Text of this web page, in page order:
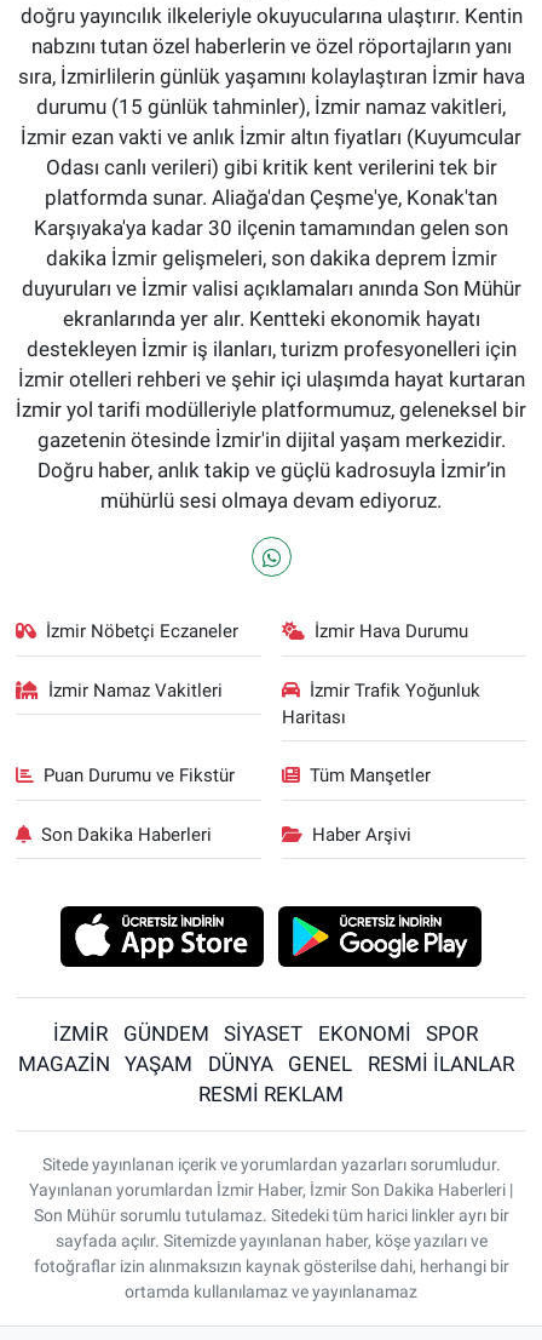
doğru yayıncılık ilkeleriyle okuyucularına ulaştırır. Kentin
nabzını tutan özel haberlerin ve özel röportajların yanı
sıra, İzmirlilerin günlük yaşamını kolaylaştıran İzmir hava
durumu (15 günlük tahminler), İzmir namaz vakitleri,
İzmir ezan vakti ve anlık İzmir altın fiyatları (Kuyumcular
Odası canlı verileri) gibi kritik kent verilerini tek bir
platformda sunar. Aliağa'dan Çeşme'ye, Konak'tan
Karşıyaka'ya kadar 30 ilçenin tamamından gelen son
dakika İzmir gelişmeleri, son dakika deprem İzmir
duyuruları ve İzmir valisi açıklamaları anında Son Mühür
ekranlarında yer alır. Kentteki ekonomik hayatı
destekleyen İzmir iş ilanları, turizm profesyonelleri için
İzmir otelleri rehberi ve şehir içi ulaşımda hayat kurtaran
İzmir yol tarifi modülleriyle platformumuz, geleneksel bir
gazetenin ötesinde İzmir'in dijital yaşam merkezidir.
Doğru haber, anlık takip ve güçlü kadrosuyla İzmir’in
mühürlü sesi olmaya devam ediyoruz.
İzmir Nöbetçi Eczaneler İzmir Hava Durumu
İzmir Namaz Vakitleri
İzmir Trafik Yoğunluk
Haritası
Puan Durumu ve Fikstür Tüm Manşetler
Son Dakika Haberleri Haber Arşivi
İZMİR GÜNDEM SİYASET EKONOMİ
SPOR
MAGAZİN
YAŞAM DÜNYA GENEL
RESMİ İLANLAR
RESMİ REKLAM
Sitede yayınlanan içerik ve yorumlardan yazarları sorumludur.
Yayınlanan yorumlardan İzmir Haber, İzmir Son Dakika Haberleri |
Son Mühür sorumlu tutulamaz. Sitedeki tüm harici linkler ayrı bir
sayfada açılır. Sitemizde yayınlanan haber, köşe yazıları ve
fotoğraflar izin alınmaksızın kaynak gösterilse dahi, herhangi bir
ortamda kullanılamaz ve yayınlanamaz